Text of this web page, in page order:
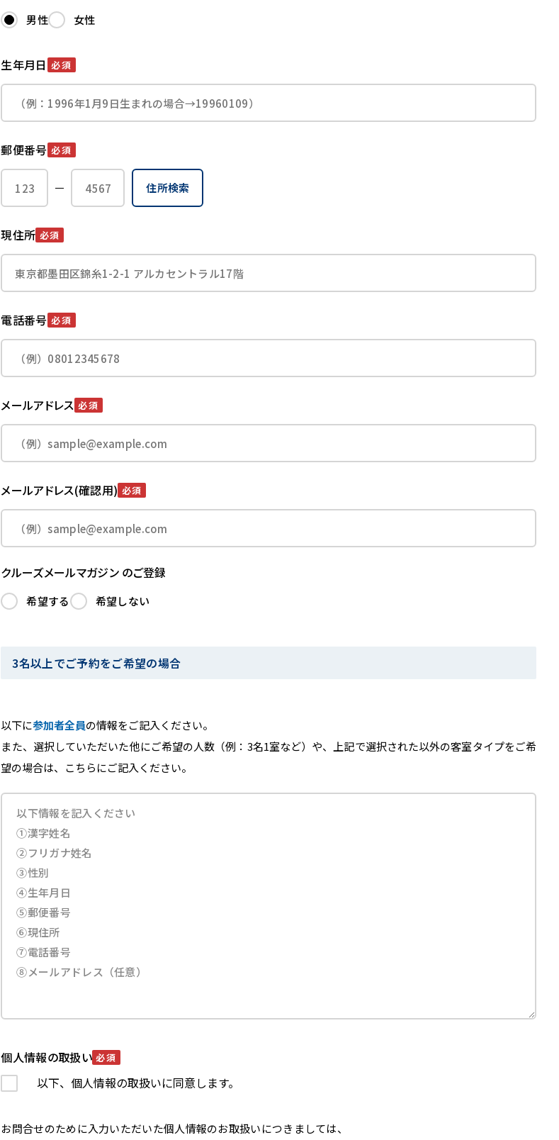
男性 女性
生年月日 必須
郵便番号 必須
住所検索
現住所 必須
電話番号 必須
メールアドレス 必須
メールアドレス(確認用) 必須
クルーズメールマガジン のご登録
希望する 希望しない
3名以上でご予約をご希望の場合
以下に参加者全員の情報をご記入ください。
また、選択していただいた他にご希望の人数（例：3名1室など）や、上記で選択された以外の客室タイプをご希
望の場合は、こちらにご記入ください。
個人情報の取扱い 必須
以下、個人情報の取扱いに同意します。
お問合せのために入力いただいた個人情報のお取扱いにつきましては、